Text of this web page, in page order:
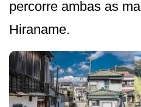
percorre ambas as
Hiraname.